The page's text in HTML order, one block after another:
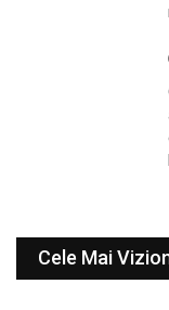
Cele Mai